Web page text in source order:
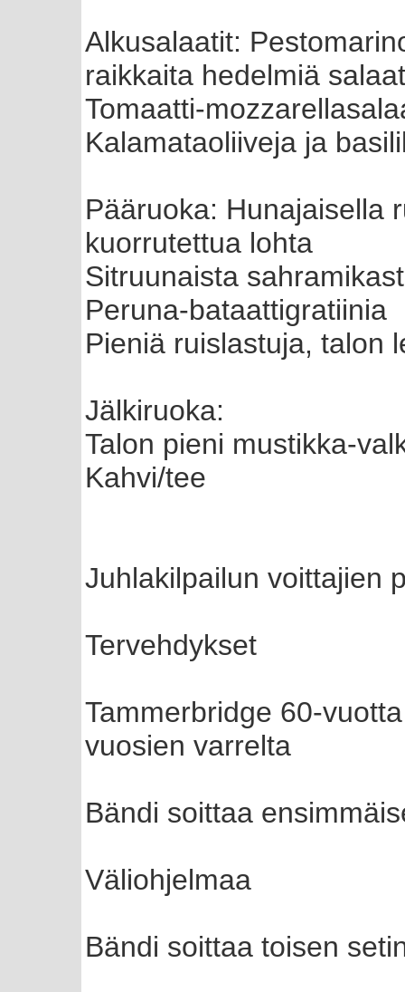
Alkusalaatit:
raikkaita hedelmiä
Tomaatti-
Kalamataoliiveja ja
Pääruoka: Hunajaisella
kuorrutettua lohta
Sitruunaista
Peruna-bataattigratiinia
Pieniä ruislastuja, talon
Jälkiruoka:
Talon pieni mustikka-
Kahvi/tee
Juhlakilpailun voittajien
Tervehdykset
Tammerbridge 60-
vuosien varrelta
Bändi soittaa
Väliohjelmaa
Bändi soittaa toisen